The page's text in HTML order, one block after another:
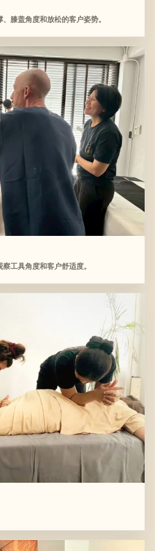
膝盖角度和放松的客户姿势。
工具角度和客户舒适度。